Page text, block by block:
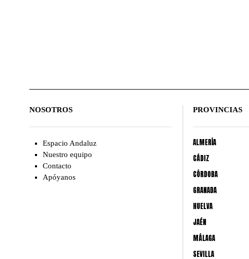
NOSOTROS
Espacio Andaluz
Nuestro equipo
Contacto
Apóyanos
PROVINCIAS
ALMERÍA
CÁDIZ
CÓRDOBA
GRANADA
HUELVA
JAÉN
MÁLAGA
SEVILLA